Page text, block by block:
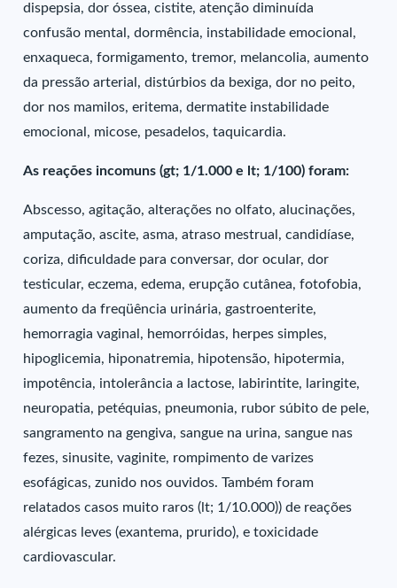
dispepsia, dor óssea, cistite, atenção diminuída
confusão mental, dormência, instabilidade emocional,
enxaqueca, formigamento, tremor, melancolia, aumento
da pressão arterial, distúrbios da bexiga, dor no peito,
dor nos mamilos, eritema, dermatite instabilidade
emocional, micose, pesadelos, taquicardia.
As reações incomuns (gt; 1/1.000 e lt; 1/100) foram:
Abscesso, agitação, alterações no olfato, alucinações,
amputação, ascite, asma, atraso mestrual, candidíase,
coriza, dificuldade para conversar, dor ocular, dor
testicular, eczema, edema, erupção cutânea, fotofobia,
aumento da freqüência urinária, gastroenterite,
hemorragia vaginal, hemorróidas, herpes simples,
hipoglicemia, hiponatremia, hipotensão, hipotermia,
impotência, intolerância a lactose, labirintite, laringite,
neuropatia, petéquias, pneumonia, rubor súbito de pele,
sangramento na gengiva, sangue na urina, sangue nas
fezes, sinusite, vaginite, rompimento de varizes
esofágicas, zunido nos ouvidos. Também foram
relatados casos muito raros (lt; 1/10.000)) de reações
alérgicas leves (exantema, prurido), e toxicidade
cardiovascular.